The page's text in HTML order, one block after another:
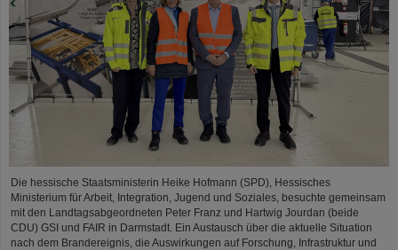
Die hessische Staatsministerin Heike Hofmann (SPD), Hessisches
Ministerium für Arbeit, Integration, Jugend und Soziales, besuchte gemeinsam
mit den Landtagsabgeordneten Peter Franz und Hartwig Jourdan (beide
CDU) GSI und FAIR in Darmstadt. Ein Austausch über die aktuelle Situation
nach dem Brandereignis, die Auswirkungen auf Forschung, Infrastruktur und